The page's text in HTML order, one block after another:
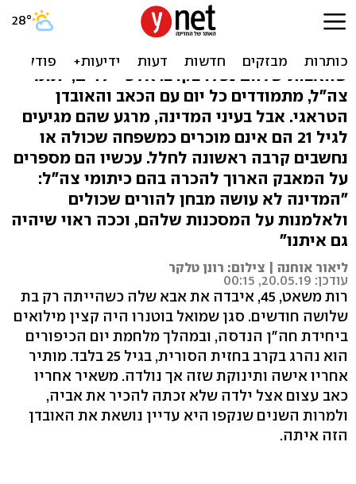
יתומים בקרב
הם סוחבים את הצלקות והטראומות, מהיום
שהאבות שלהם נפלו בקרב. אלפי ילדים, יתומי
צה"ל, מתמודדים כל יום עם הכאב והאובדן
הטראגי. אבל בעיני המדינה, מרגע שהם מגיעים
לגיל 21 הם אינם מוכרים כמשפחה שכולה או
נחשבים קרבה ראשונה לחלל. עכשיו הם מספרים
על המאבק הארוך להכרה בהם כיתומי צה"ל:
"המדינה לא עושה מבחן להורים שכולים
ולאלמנות על המסכנות שלהם, וככה ראוי שיהיה
גם איתנו"
ליאור אוחנה | צילום: רונן טלקר
עודכן: 20.05.19, 00:15
רות משאט, 45, איבדה את אבא שלה כשהייתה רק בת
שלושה חודשים. סגן שמואל בוטנרו היה קצין מילואים
ביחידת חה"ן הנדסה, ובמהלך מלחמת יום הכיפורים
הוא נהרג בקרב בחזית הסורית, בגיל 25 בלבד. מותיר
אחריו אישה ותינוקת שזה אך נולדה. משאיר אחריו
כאב עצום אצל ילדה שלא זכתה להכיר את אביה,
ולמרות השנים שנקפו היא עדיין נושאת את האובדן
הזה איתה.